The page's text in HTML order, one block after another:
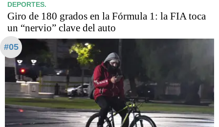
DEPORTES.
Giro de 180 grados en la Fórmula 1: la FIA toca
un “nervio” clave del auto
#05